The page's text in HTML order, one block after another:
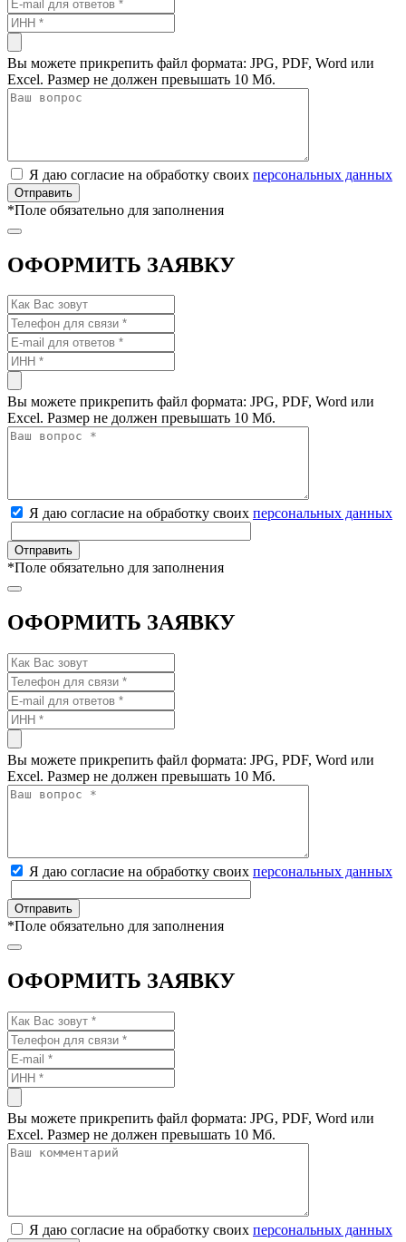
Вы можете прикрепить файл формата: JPG, PDF, Word или
Excel. Размер не должен превышать 10 Мб.
Я даю согласие на обработку своих персональных данных
*Поле обязательно для заполнения
ОФОРМИТЬ ЗАЯВКУ
Вы можете прикрепить файл формата: JPG, PDF, Word или
Excel. Размер не должен превышать 10 Мб.
Я даю согласие на обработку своих персональных данных
*Поле обязательно для заполнения
ОФОРМИТЬ ЗАЯВКУ
Вы можете прикрепить файл формата: JPG, PDF, Word или
Excel. Размер не должен превышать 10 Мб.
Я даю согласие на обработку своих персональных данных
*Поле обязательно для заполнения
ОФОРМИТЬ ЗАЯВКУ
Вы можете прикрепить файл формата: JPG, PDF, Word или
Excel. Размер не должен превышать 10 Мб.
Я даю согласие на обработку своих персональных данных